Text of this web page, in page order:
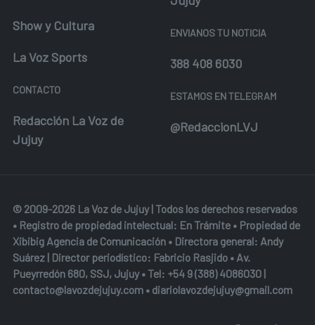
Show y Cultura
La Voz Sports
CONTACTO
Redacción La Voz de
Jujuy
ENVIANOS TU NOTICIA
388 408 6030
ESTAMOS EN TELEGRAM
@RedaccionLVJ
© 2009-2026 La Voz de Jujuy | Todos los derechos reservados
• Registro de propiedad intelectual: En Trámite • Propiedad de
Xibibig Agencia de Comunicación • Directora general: Andy
Suárez | Director periodístico: Fabricio Rasjido • Av.
Pueyrredón 680, SSJ, Jujuy • Tel: +54 9 (388) 4086030 |
contacto@lavozdejujuy.com • diariolavozdejujuy@gmail.com